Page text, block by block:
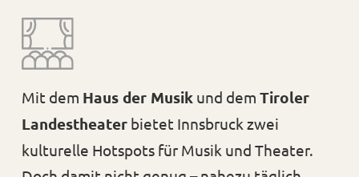
Mit dem Haus der Musikund dem Tiroler
Landestheaterbietet Innsbruck zwei
kulturelle Hotspots für Musik und Theater.